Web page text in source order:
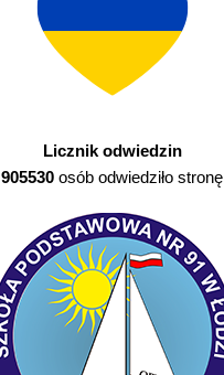
Licznik odwiedzin
905530 osób odwiedziło stronę